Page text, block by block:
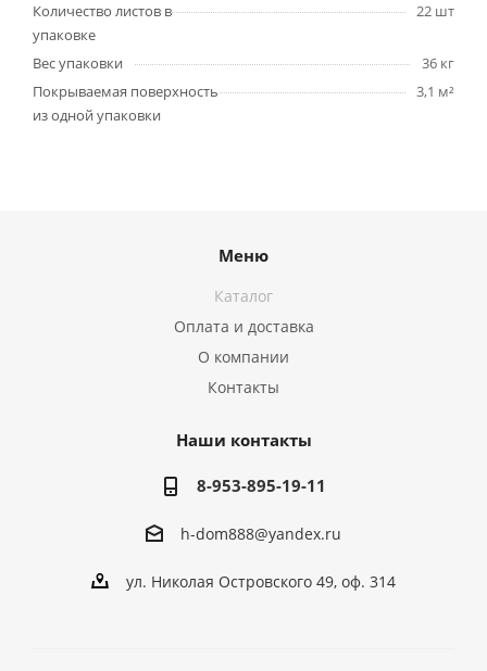
Количество листов в
упаковке
22 шт
Вес упаковки
36 кг
Покрываемая поверхность
из одной упаковки
3,1 м²
Меню
Каталог
Оплата и доставка
О компании
Контакты
Наши контакты
8-953-895-19-11
h-dom888@yandex.ru
ул. Николая Островского 49, оф. 314